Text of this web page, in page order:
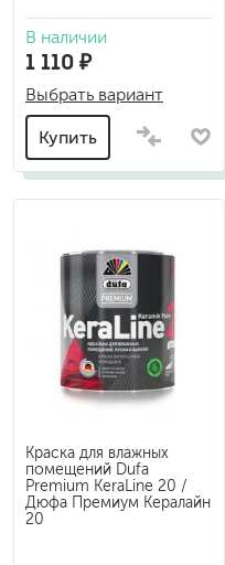
В наличии
1 110 ₽
Выбрать вариант
Купить
Краска для влажных
помещений Dufa
Premium KeraLine 20 /
Дюфа Премиум Кералайн
20